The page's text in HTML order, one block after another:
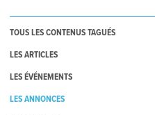
TOUS LES CONTENUS TAGUÉS
LES ARTICLES
LES ÉVÉNEMENTS
LES ANNONCES